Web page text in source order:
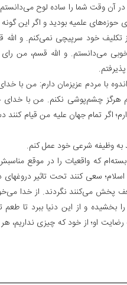
در آن وقت شما را ساده لوح
علمیه بودید و اگر این گونه
تکلیف خود سرپیچی نمی‌کنم. و الله
می‌دانستم. و الله قسم، من
با مردم عزیزمان دارم: من با
هرگز چشم‌پوشی نکنم. من با خدای
اگر تمام جهان علیه من قیام
به وظیفه شرعی خود عمل کنم.
که واقعیات را در موقع مناسبش
سعی کنند تحت تاثیر
پخش می‌کنند نگردند. از خدا
بخشیده و از این دنیا ببرد تا
او؛ از خود که چیزی